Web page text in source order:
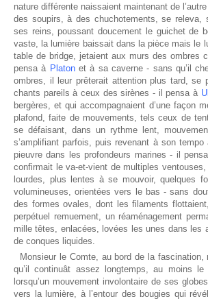
nature différente naissaient maintenant de
des soupirs, à des chuchotements, se releva,
ses reins, poussant doucement le guichet de
vaste, la lumière baissait dans la pièce mais le
table de bridge, jetaient aux murs des ombres
pensa à Platonet à sa caverne - sans qu’il
ombres, il leur prêterait attention plus tard,
chants pareils à ceux des sirènes - il pensa à
bergères, et qui accompagnaient d’une façon
plafond, faite de mouvements, tels ceux de
se défaisant, dans un rythme lent,
s’amplifiant parfois, puis revenant à son
pieuvre dans les profondeurs marines - il
confirmait le va-et-vient de multiples
lourdes, plus lentes à se mouvoir, quelques
volumineuses, orientées vers le bas - sans
des formes ovales, dont les filaments
perpétuel remuement, un réaménagement
mille têtes, enlacées, lovées les unes dans les
de conques liquides.
Monsieur le Comte, au bord de la
qu’il continuât assez longtemps, au moins
lorsqu’un mouvement involontaire de ses
vers la lumière, à l’entour des bougies qui